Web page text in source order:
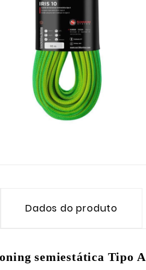
Dados do produto
semiestática Tipo A